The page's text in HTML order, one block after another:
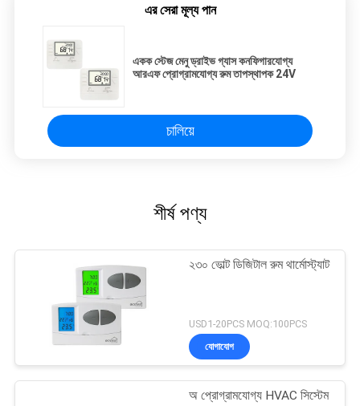
এর সেরা মূল্য পান
একক স্টেজ মেনু ড্রাইভ গ্যাস কনফিগারযোগ্য
আরএফ প্রোগ্রামযোগ্য রুম তাপস্থাপক 24V
চালিয়ে
শীর্ষ পণ্য
২৩০ ভোল্ট ডিজিটাল রুম থার্মোস্ট্যাট
USD1-20PCS MOQ:100PCS
যোগাযোগ
অ প্রোগ্রামযোগ্য HVAC সিস্টেম